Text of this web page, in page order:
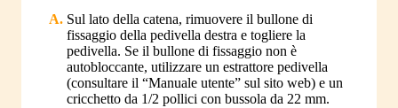
Sul lato della catena, rimuovere il bullone di
fissaggio della pedivella destra e togliere la
pedivella. Se il bullone di fissaggio non è
autobloccante, utilizzare un estrattore pedivella
(consultare il “Manuale utente” sul sito web) e un
cricchetto da 1/2 pollici con bussola da 22 mm.